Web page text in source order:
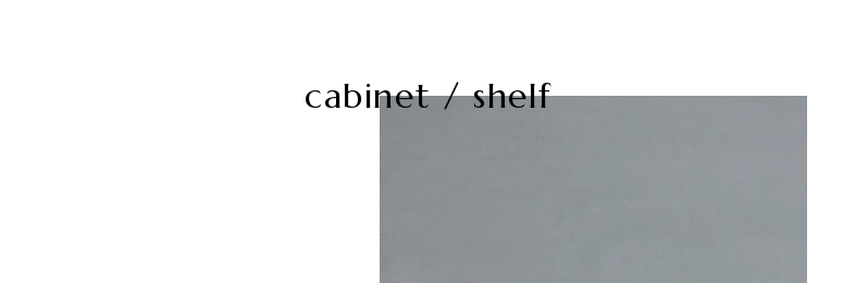
cabinet / shelf